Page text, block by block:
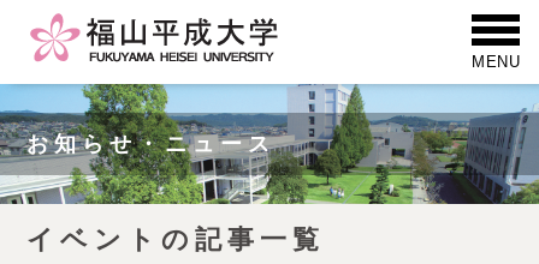
お知らせ・ニュース
イベントの記事一覧